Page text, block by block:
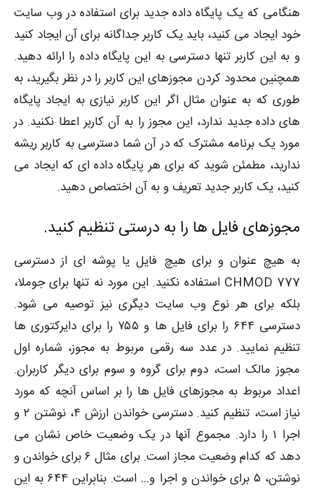
هنگامی که یک پایگاه داده جدید برای استفاده در وب سایت
خود ایجاد می کنید، باید یک کاربر جداگانه برای آن ایجاد کنید
و به این کاربر تنها دسترسی به این پایگاه داده را ارائه دهید.
همچنین محدود کردن مجوزهای این کاربر را در نظر بگیرید، به
طوری که به عنوان مثال اگر این کاربر نیازی به ایجاد پایگاه
های داده جدید ندارد، این مجوز را به آن کاربر اعطا نکنید. در
مورد یک برنامه مشترک که در آن شما دسترسی به کاربر ریشه
ندارید، مطمئن شوید که برای هر پایگاه داده ای که ایجاد می
کنید، یک کاربر جدید تعریف و به آن اختصاص دهید.
مجوزهای فایل ها را به درستی تنظیم کنید.
به هیچ عنوان و برای هیچ فایل یا پوشه ای از دسترسی
CHMOD 777 استفاده نکنید. این مورد نه تنها برای جوملا،
بلکه برای هر نوع وب سایت دیگری نیز توصیه می شود.
دسترسی ۶۴۴ را برای فایل ها و ۷۵۵ را برای دایرکتوری ها
تنظیم نمایید. در عدد سه رقمی مربوط به مجوز، شماره اول
مجوز مالک است، دوم برای گروه و سوم برای دیگر کاربران.
اعداد مربوط به مجوزهای فایل ها را بر اساس آنچه که مورد
نیاز است، تنظیم کنید. دسترسی خواندن ارزش ۴، نوشتن ۲ و
اجرا ۱ را دارد. مجموع آنها در یک وضعیت خاص نشان می
دهد که کدام وضعیت مجاز است. برای مثال ۶ برای خواندن و
نوشتن، ۵ برای خواندن و اجرا و… است. بنابراین ۶۴۴ به این